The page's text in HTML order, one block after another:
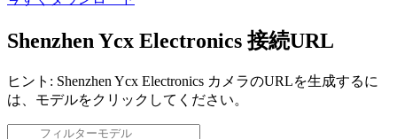
Shenzhen Ycx Electronics 接続URL
ヒント: Shenzhen Ycx Electronics カメラのURLを生成するに
は、モデルをクリックしてください。